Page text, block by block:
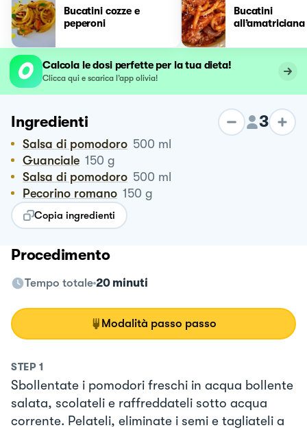
Bucatini cozze e
peperoni
Bucatini
all’amatriciana
Calcola le dosi perfette per la tua dieta!
Clicca qui e scarica l’app olivia!
Ingredienti 3
Salsa di pomodoro 500 ml
Guanciale 150 g
Salsa di pomodoro 500 ml
Pecorino romano 150 g
Copia ingredienti
Procedimento
Tempo totale 20 minuti
Modalità passo passo
STEP 1
Sbollentate i pomodori freschi in acqua bollente
salata, scolateli e raffreddateli sotto acqua
corrente. Pelateli, eliminate i semi e tagliateli a